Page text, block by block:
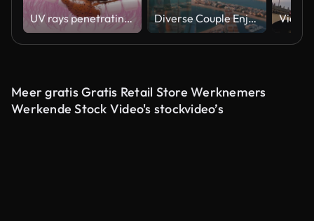
UV rays penetrating skin for melanin synthesis and melasma 3D animation Diverse Couple Enjoying Sunset Views from High Rise Sky Deck Overlooking Palm Jumeirah
Meer gratis Gratis Retail Store Werknemers
Werkende Stock Video's stockvideo’s